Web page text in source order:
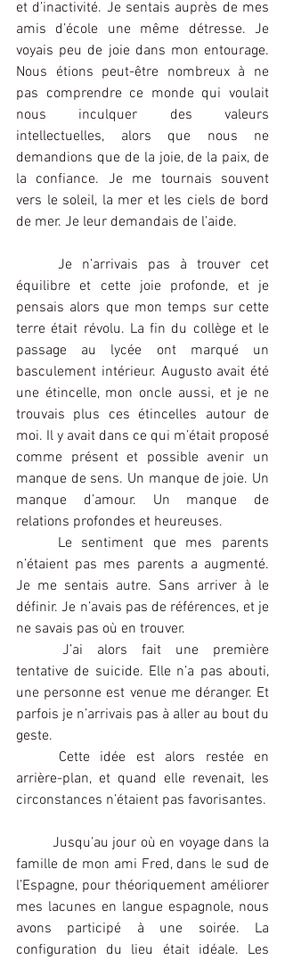
et d’inactivité. Je sentais auprès de mes
amis d’école une même détresse. Je
voyais peu de joie dans mon entourage.
Nous étions peut-être nombreux à ne
pas comprendre ce monde qui voulait
nous inculquer des valeurs
intellectuelles, alors que nous ne
demandions que de la joie, de la paix, de
la confiance. Je me tournais souvent
vers le soleil, la mer et les ciels de bord
de mer. Je leur demandais de l’aide.
Je n’arrivais pas à trouver cet
équilibre et cette joie profonde, et je
pensais alors que mon temps sur cette
terre était révolu. La fin du collège et le
passage au lycée ont marqué un
basculement intérieur. Augusto avait été
une étincelle, mon oncle aussi, et je ne
trouvais plus ces étincelles autour de
moi. Il y avait dans ce qui m’était proposé
comme présent et possible avenir un
manque de sens. Un manque de joie. Un
manque d’amour. Un manque de
relations profondes et heureuses.
Le sentiment que mes parents
n’étaient pas mes parents a augmenté.
Je me sentais autre. Sans arriver à le
définir. Je n’avais pas de références, et je
ne savais pas où en trouver.
J’ai alors fait une première
tentative de suicide. Elle n’a pas abouti,
une personne est venue me déranger. Et
parfois je n’arrivais pas à aller au bout du
geste.
Cette idée est alors restée en
arrière-plan, et quand elle revenait, les
circonstances n’étaient pas favorisantes.
Jusqu’au jour où en voyage dans la
famille de mon ami Fred, dans le sud de
l’Espagne, pour théoriquement améliorer
mes lacunes en langue espagnole, nous
avons participé à une soirée. La
configuration du lieu était idéale. Les